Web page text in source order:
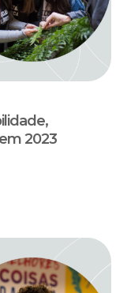
2023